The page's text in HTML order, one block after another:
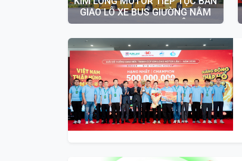
KIM LONG MOTOR TIẾP TỤC BÀN
GIAO LÔ XE BUS GIƯỜNG NẰM
TNHH TÂN KIM CHI